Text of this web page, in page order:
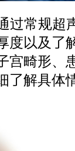
过常规超
度以及了
宫畸形、
了解具体